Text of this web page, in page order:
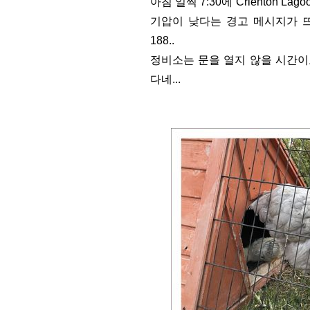
기압이 낮다는 경고 메시지가
188..
정비소는 문을 열지 않을 시간
다네...